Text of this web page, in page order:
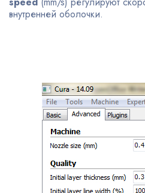
внутренней оболочки.